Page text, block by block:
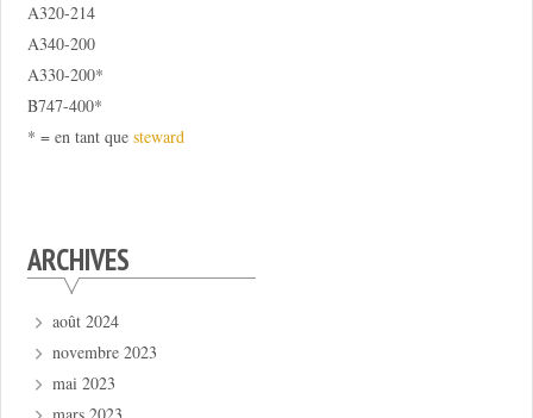
A320-214
A340-200
A330-200*
B747-400*
* = en tant que steward
ARCHIVES
août 2024
novembre 2023
mai 2023
mars 2023